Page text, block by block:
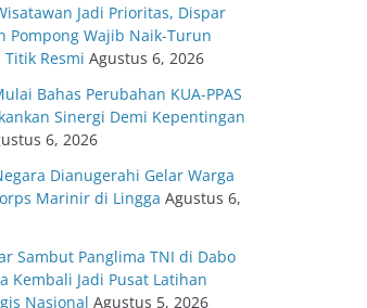
Jadi Prioritas, Dispar
Pompong Wajib Naik-Turun
Resmi Agustus 6, 2026
Bahas Perubahan KUA-PPAS
Sinergi Demi Kepentingan
6, 2026
Dianugerahi Gelar Warga
Marinir di Lingga Agustus 6,
Sambut Panglima TNI di Dabo
Kembali Jadi Pusat Latihan
Nasional Agustus 5, 2026